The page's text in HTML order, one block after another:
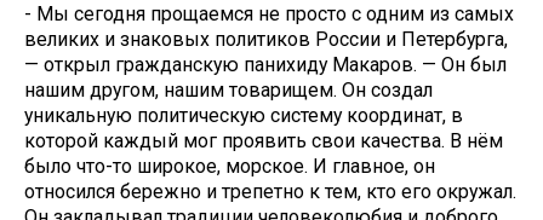
- Мы сегодня прощаемся не просто с одним из самых
великих и знаковых политиков России и Петербурга,
— открыл гражданскую панихиду Макаров. — Он был
нашим другом, нашим товарищем. Он создал
уникальную политическую систему координат, в
которой каждый мог проявить свои качества. В нём
было что-то широкое, морское. И главное, он
относился бережно и трепетно к тем, кто его окружал.